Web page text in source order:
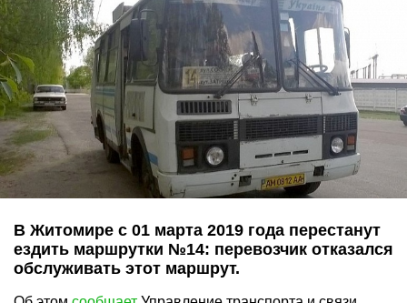
В Житомире с 01 марта 2019 года перестанут
ездить маршрутки №14: перевозчик отказался
обслуживать этот маршрут.